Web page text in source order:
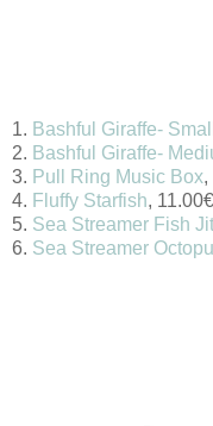
1. Bashful Giraffe- Small
2. Bashful Giraffe-
3. Pull Ring Music Box,
4. Fluffy Starfish, 11.00€
5. Sea Streamer Fish
6. Sea Streamer